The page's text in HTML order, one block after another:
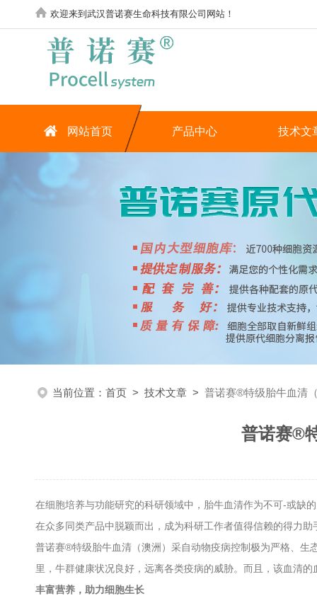
欢迎来到武汉普诺赛生命科技有限公司网站！
网站首页 产品中心 技术文
当前位置： 首页 > 技术文章 > 普诺赛®特级胎牛血清
普诺赛®
在细胞培养与功能研究的科研领域中，胎牛血清作为不可-或缺
在众多同类产品中脱颖而出，成为科研工作者值得信赖的得力助
普诺赛®特级胎牛血清（澳洲）采自动物疫病控制极为严格、
里，牛群健康状况良好，远离各类疫病的威胁。而且，该血清
丰富营养，助力细胞生长